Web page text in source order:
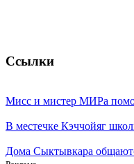
Ссылки
Мисс и мистер МИРа
В местечке Кэччойяг
Дома Сыктывкара